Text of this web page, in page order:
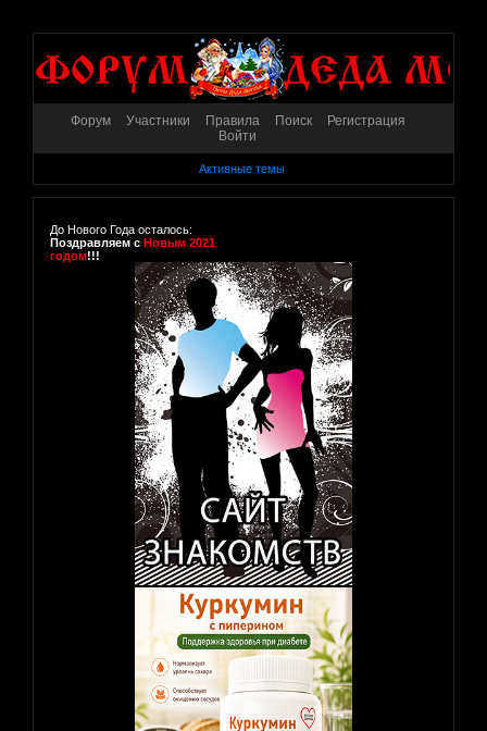
Форум Участники Правила Поиск
Регистрация
Войти
Активные темы
До Нового Года осталось:
Поздравляем с Новым 2021
годом!!!